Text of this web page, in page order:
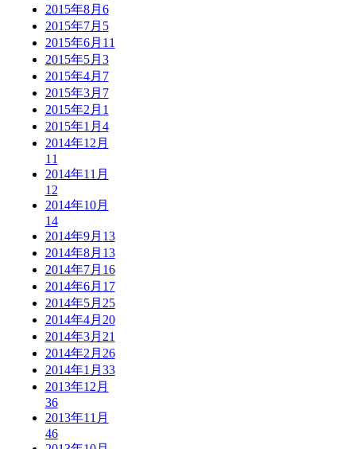
2015年8月 6
2015年7月 5
2015年6月 11
2015年5月 3
2015年4月 7
2015年3月 7
2015年2月 1
2015年1月 4
2014年12月
11
2014年11月
12
2014年10月
14
2014年9月 13
2014年8月 13
2014年7月 16
2014年6月 17
2014年5月 25
2014年4月 20
2014年3月 21
2014年2月 26
2014年1月 33
2013年12月
36
2013年11月
46